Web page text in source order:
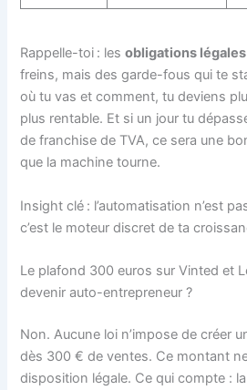
Rappelle-toi : lesobligations légales
freins, mais des garde-fous qui te
où tu vas et comment, tu deviens
plus rentable. Et si un jour tu
de franchise de TVA, ce sera une
que la machine tourne.
Insight clé : l’automatisation n’est
c’est le moteur discret de ta
Le plafond 300 euros sur Vinted et
devenir auto-entrepreneur ?
Non. Aucune loi n’impose de créer
dès 300 € de ventes. Ce montant
disposition légale. Ce qui compte :